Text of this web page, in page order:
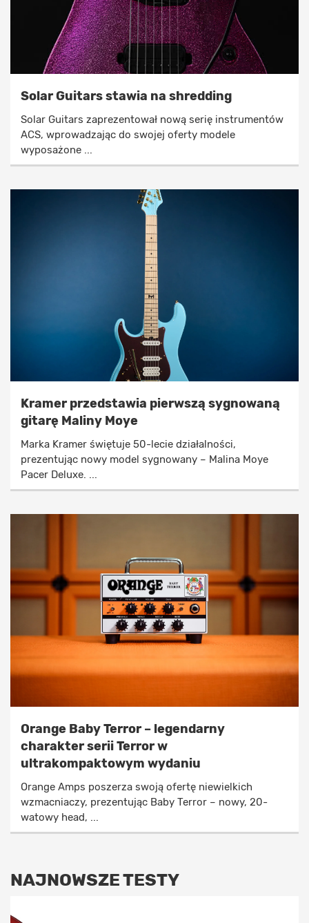
Solar Guitars stawia na shredding
Solar Guitars zaprezentował nową serię instrumentów
ACS, wprowadzając do swojej oferty modele
wyposażone ...
Kramer przedstawia pierwszą sygnowaną
gitarę Maliny Moye
Marka Kramer świętuje 50-lecie działalności,
prezentując nowy model sygnowany – Malina Moye
Pacer Deluxe. ...
Orange Baby Terror – legendarny
charakter serii Terror w
ultrakompaktowym wydaniu
Orange Amps poszerza swoją ofertę niewielkich
wzmacniaczy, prezentując Baby Terror – nowy, 20-
watowy head, ...
NAJNOWSZE TESTY